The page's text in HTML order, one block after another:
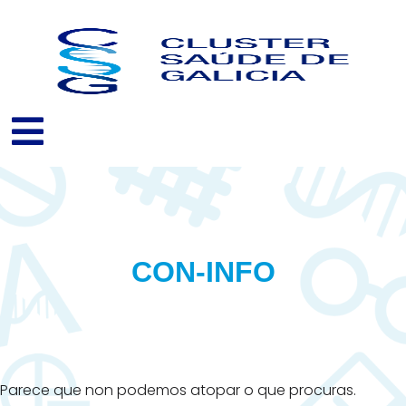
CON-INFO
Parece que non podemos atopar o que procuras.